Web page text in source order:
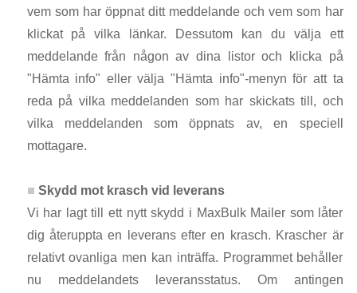
vem som har öppnat ditt meddelande och vem som har
klickat på vilka länkar. Dessutom kan du välja ett
meddelande från någon av dina listor och klicka på
"Hämta info" eller välja "Hämta info"-menyn för att ta
reda på vilka meddelanden som har skickats till, och
vilka meddelanden som öppnats av, en speciell
mottagare.
Skydd mot krasch vid leverans
Vi har lagt till ett nytt skydd i MaxBulk Mailer som låter
dig återuppta en leverans efter en krasch. Krascher är
relativt ovanliga men kan inträffa. Programmet behåller
nu meddelandets leveransstatus. Om antingen